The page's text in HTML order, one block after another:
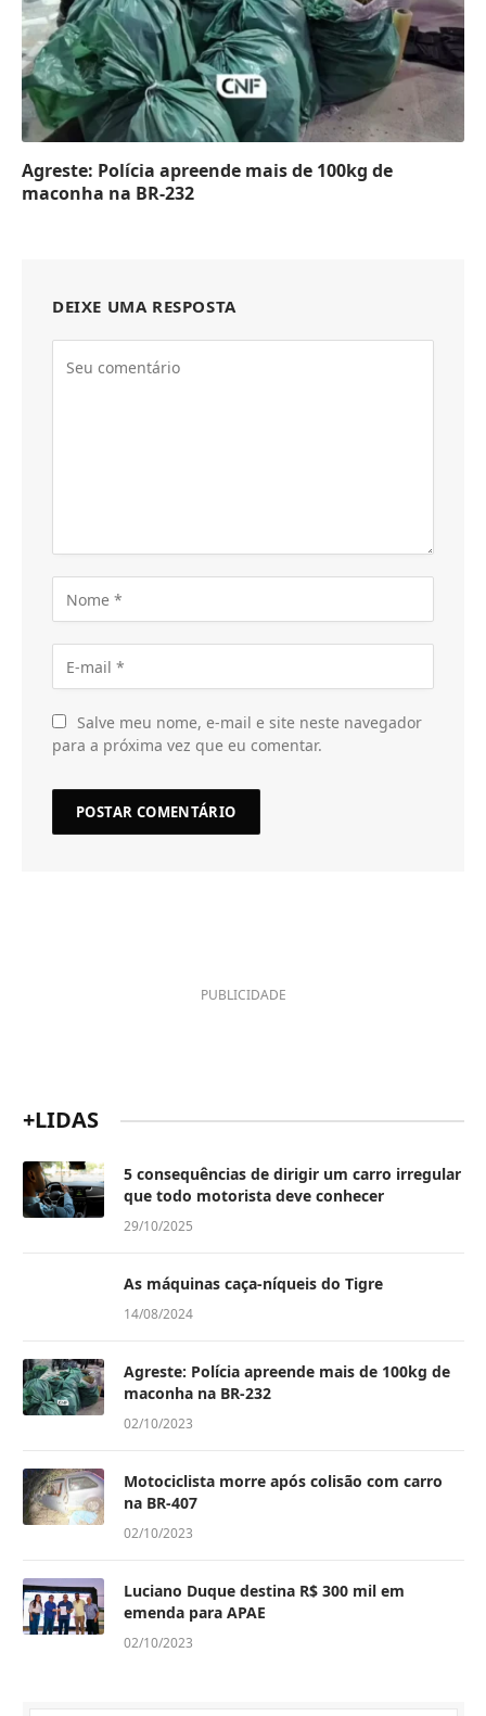
Agreste: Polícia apreende mais de 100kg de
maconha na BR-232
DEIXE UMA RESPOSTA
Salve meu nome, e-mail e site neste navegador
para a próxima vez que eu comentar.
PUBLICIDADE
+LIDAS
5 consequências de dirigir um carro irregular
que todo motorista deve conhecer
29/10/2025
As máquinas caça-níqueis do Tigre
14/08/2024
Agreste: Polícia apreende mais de 100kg de
maconha na BR-232
02/10/2023
Motociclista morre após colisão com carro
na BR-407
02/10/2023
Luciano Duque destina R$ 300 mil em
emenda para APAE
02/10/2023